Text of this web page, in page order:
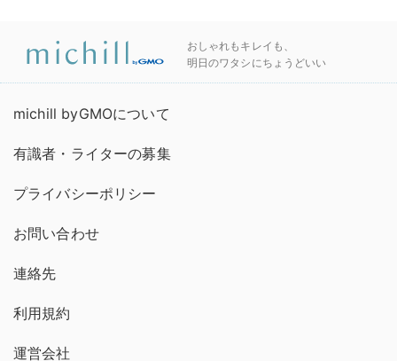
おしゃれもキレイも、
明日のワタシにちょうどいい
michill byGMOについて
有識者・ライターの募集
プライバシーポリシー
お問い合わせ
連絡先
利用規約
運営会社